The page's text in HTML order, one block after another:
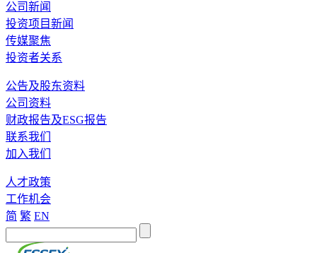
公司新闻
投资项目新闻
传媒聚焦
投资者关系
公告及股东资料
公司资料
财政报告及ESG报告
联系我们
加入我们
人才政策
工作机会
简 繁 EN